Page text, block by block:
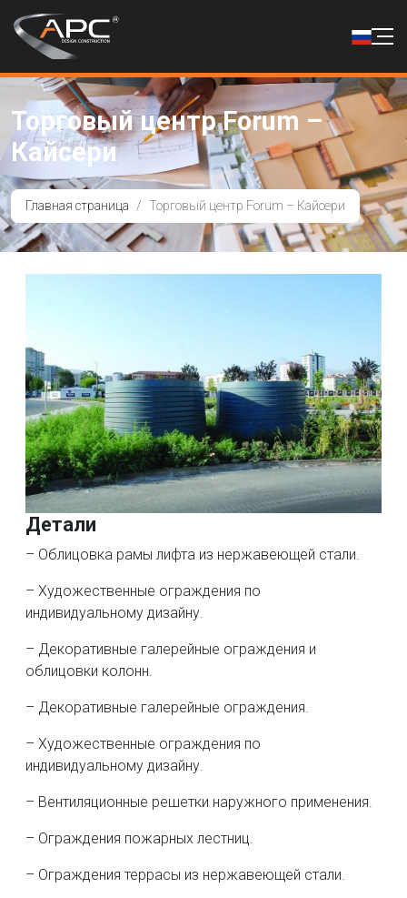
Торговый центр Forum –
Кайсери
Главная страница Торговый центр Forum – Кайсери
Детали
– Облицовка рамы лифта из нержавеющей стали.
– Художественные ограждения по
индивидуальному дизайну.
– Декоративные галерейные ограждения и
облицовки колонн.
– Декоративные галерейные ограждения.
– Художественные ограждения по
индивидуальному дизайну.
– Вентиляционные решетки наружного применения.
– Ограждения пожарных лестниц.
– Ограждения террасы из нержавеющей стали.